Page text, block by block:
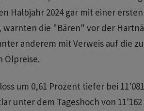
Halbjahr 2024 gar mit einer
warnten die "Bären" vor der
anderem mit Verweis auf die
Ölpreise.
um 0,61 Prozent tiefer bei
unter dem Tageshoch von